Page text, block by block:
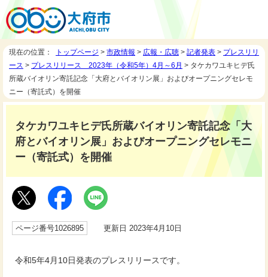
現在の位置： トップページ > 市政情報 > 広報・広聴 > 記者発表 > プレスリリ
ース > プレスリリース 2023年（令和5年）4月～6月 > タケカワユキヒデ氏
所蔵バイオリン寄託記念「大府とバイオリン展」およびオープニングセレモ
ニー（寄託式）を開催
タケカワユキヒデ氏所蔵バイオリン寄託記念「大
府とバイオリン展」およびオープニングセレモニ
ー（寄託式）を開催
ページ番号1026895 更新日 2023年4月10日
令和5年4月10日発表のプレスリリースです。